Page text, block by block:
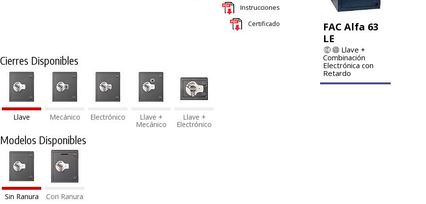
Instrucciones
Certificado
Cierres Disponibles
Llave Mecánico Electrónico Llave +
Mecánico
Llave +
Electrónico
Modelos Disponibles
Sin Ranura Con Ranura
FAC Alfa 63
LE
Llave +
Combinación
Electrónica con
Retardo